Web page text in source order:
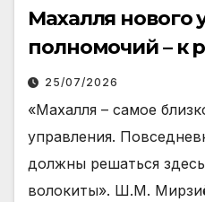
Махалля нового
полномочий – к
25/07/2026
«Махалля – самое
управления.
должны решаться
волокиты». Ш.М.